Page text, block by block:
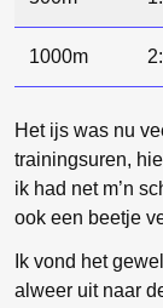
1000m
Het ijs was nu
trainingsuren,
ik had net m’n
ook een beetje
Ik vond het
alweer uit naar